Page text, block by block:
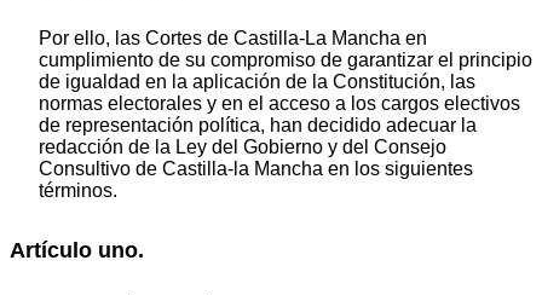
Por ello, las Cortes de Castilla-La Mancha en
cumplimiento de su compromiso de garantizar el principio
de igualdad en la aplicación de la Constitución, las
normas electorales y en el acceso a los cargos electivos
de representación política, han decidido adecuar la
redacción de la Ley del Gobierno y del Consejo
Consultivo de Castilla-la Mancha en los siguientes
términos.
Artículo uno.